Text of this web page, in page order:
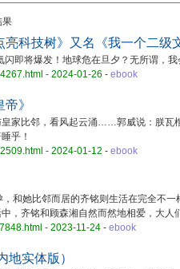
果
亮科技树》又名《我一个二级
即将爆发！地球危在旦夕？无所谓，
- 2024-01-26 - ebook
》
家比邻，看风起云涌……郭威说：朕瓦
乎！
- 2024-01-12 - ebook
和她比邻而居的齐铭则生活在完全不
，齐铭和顾森湘自然而然地相爱，大人
- 2023-11-24 - ebook
地实体版）